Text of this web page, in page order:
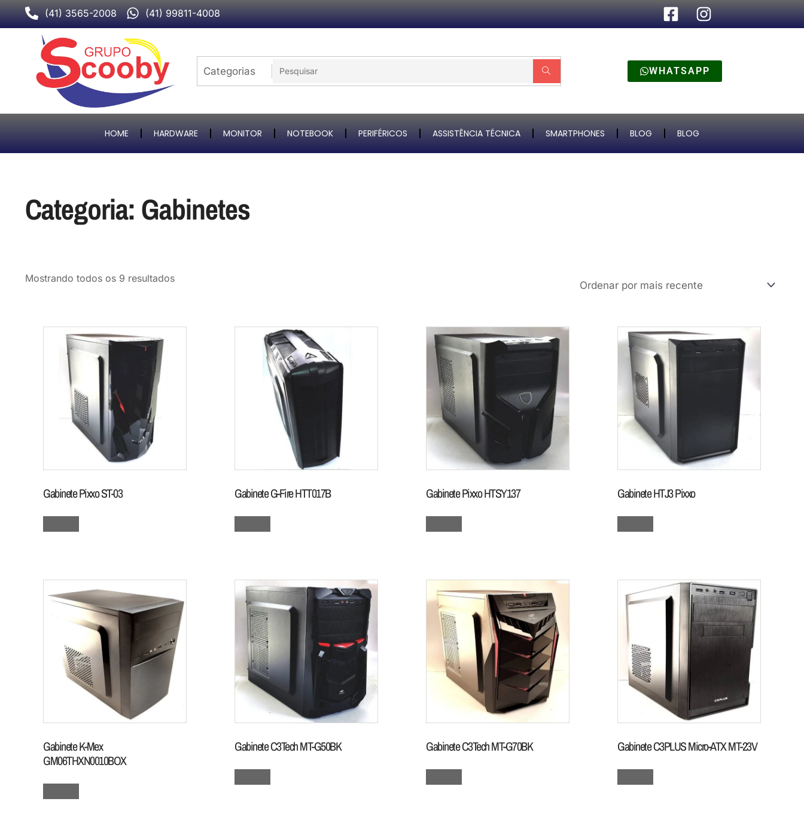
conteúdo
(41) 3565-2008 (41) 99811-4008
WHATSAPP
HOME HARDWARE MONITOR NOTEBOOK PERIFÉRICOS ASSISTÊNCIA TÉCNICA SMARTPHONES BLOG BLOG
Categoria: Gabinetes
Mostrando todos os 9 resultadosClassificado
Gabinete Pixxo ST-03 Gabinete G-Fire HTT017B Gabinete Pixxo HTSY137 Gabinete HTJ3 Pixxo
Gabinete K-Mex
GM06THXN0010BOX
Gabinete C3Tech MT-G50BK Gabinete C3Tech MT-G70BK Gabinete C3PLUS Micro-ATX MT-23V